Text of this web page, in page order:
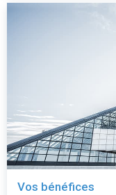
Vos bénéfices